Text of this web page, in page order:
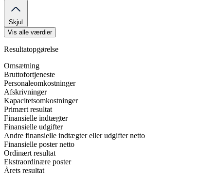
Skjul
Vis alle værdier
Resultatopgørelse
Omsætning
Bruttofortjeneste
Personaleomkostninger
Afskrivninger
Kapacitetsomkostninger
Primært resultat
Finansielle indtægter
Finansielle udgifter
Andre finansielle indtægter eller udgifter netto
Finansielle poster netto
Ordinært resultat
Ekstraordinære poster
Årets resultat